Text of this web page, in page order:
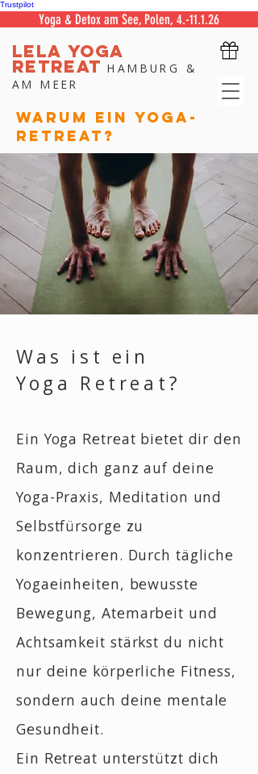
Trustpilot
LELA YOGA
RETREATHAMBURG &
AM MEER
Yoga & Detox am See, Polen, 4.-11.1.26
Warum ein Yoga-
Retreat?
Was ist ein
Yoga Retreat?
Ein Yoga Retreat bietet dir den
Raum, dich ganz auf deine
Yoga-Praxis, Meditation und
Selbstfürsorge zu
konzentrieren. Durch tägliche
Yogaeinheiten, bewusste
Bewegung, Atemarbeit und
Achtsamkeit stärkst du nicht
nur deine körperliche Fitness,
sondern auch deine mentale
Gesundheit.
Ein Retreat unterstützt dich